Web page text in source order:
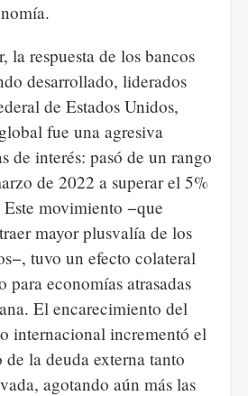
la respuesta de los bancos
desarrollado, liderados
de Estados Unidos,
fue una agresiva
de interés: pasó de un rango
de 2022 a superar el 5%
movimiento −que
mayor plusvalía de los
tuvo un efecto colateral
para economías atrasadas
El encarecimiento del
internacional incrementó el
la deuda externa tanto
agotando aún más las